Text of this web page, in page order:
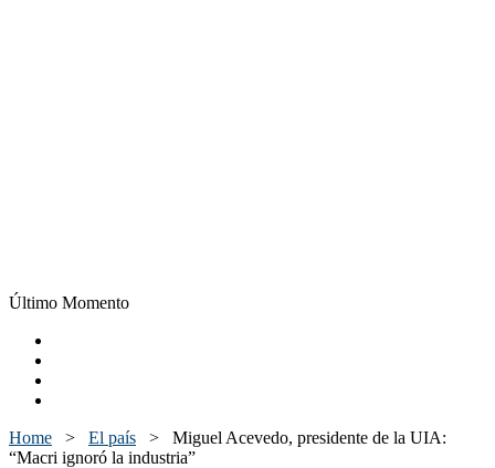
Último Momento
Home > El país > Miguel Acevedo, presidente de la UIA:
“Macri ignoró la industria”